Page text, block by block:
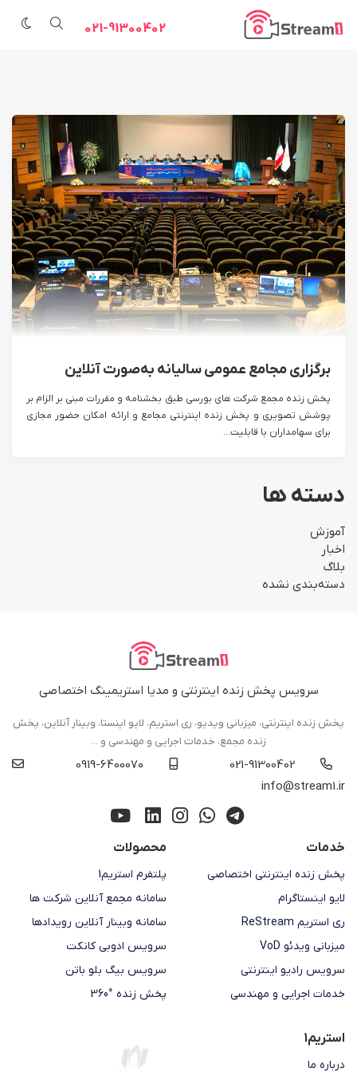
021-91300402
برگزاری مجامع عمومی سالیانه به‌صورت آنلاین
پخش زنده مجمع شرکت های بورسی طبق بخشنامه و مقررات مبنی بر الزام بر
پوشش تصویری و پخش زنده اینترنتی مجامع و ارائه امکان حضور مجازی
برای سهامداران با قابلیت...
دسته ها
آموزش
اخبار
بلاگ
دسته‌بندی نشده
سرویس پخش زنده اینترنتی و مدیا استریمینگ اختصاصی
پخش زنده اینترنتی، میزبانی ویدیو، ری استریم، لایو اینستا، وبینار آنلاین، پخش
زنده مجمع، خدمات اجرایی و مهندسی و ...
021-91300402
0919-6400070
info@stream1.ir
خدمات
پخش زنده اینترنتی اختصاصی
لایو اینستاگرام
ری استریم ReStream
میزبانی ویدئو VoD
سرویس رادیو اینترنتی
خدمات اجرایی و مهندسی
محصولات
پلتفرم استریم1
سامانه مجمع آنلاین شرکت ها
سامانه وبینار آنلاین رویدادها
سرویس ادوبی کانکت
سرویس بیگ بلو باتن
پخش زنده °360
استریم1
درباره ما